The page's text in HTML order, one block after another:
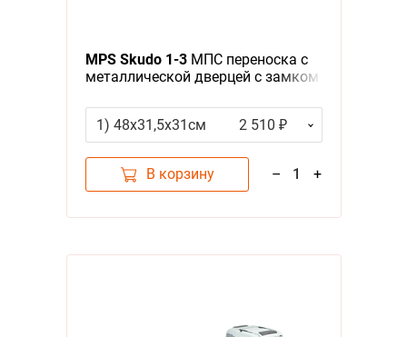
MPS Skudo 1-3МПС переноска с
металлической дверцей с замком
1) 48х31,5х31см
2 510 ₽
В корзину – 1 +
Фильтры